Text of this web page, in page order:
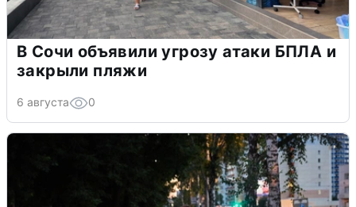
В Сочи объявили угрозу атаки БПЛА и
закрыли пляжи
6 августа 0